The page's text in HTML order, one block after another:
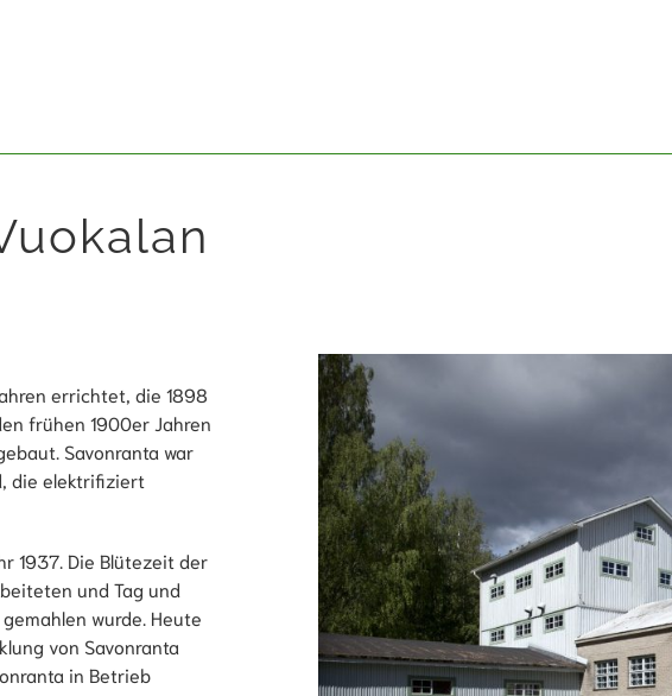
errichtet, die 1898
frühen 1900er Jahren
Savonranta war
die elektrifiziert
1937. Die Blütezeit der
und Tag und
wurde. Heute
von Savonranta
in Betrieb